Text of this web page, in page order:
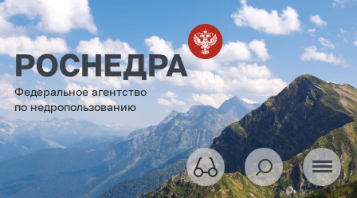
Федеральное агентство
по недропользованию